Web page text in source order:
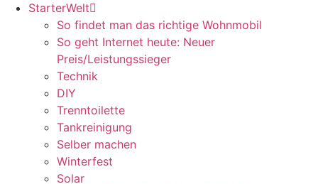
StarterWelt
So findet man das richtige Wohnmobil
So geht Internet heute: Neuer
Preis/Leistungssieger
Technik
DIY
Trenntoilette
Tankreinigung
Selber machen
Winterfest
Solar